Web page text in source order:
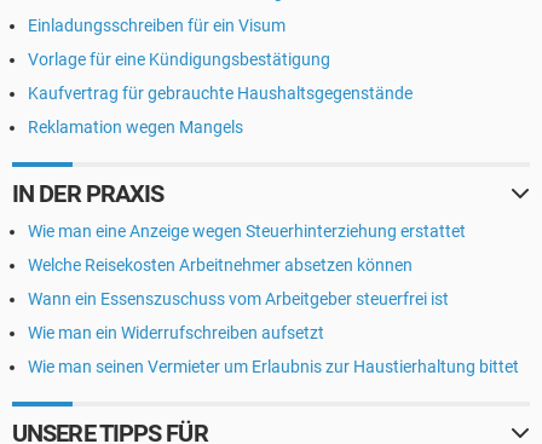
Einladungsschreiben für ein Visum
Vorlage für eine Kündigungsbestätigung
Kaufvertrag für gebrauchte Haushaltsgegenstände
Reklamation wegen Mangels
IN DER PRAXIS
Wie man eine Anzeige wegen Steuerhinterziehung erstattet
Welche Reisekosten Arbeitnehmer absetzen können
Wann ein Essenszuschuss vom Arbeitgeber steuerfrei ist
Wie man ein Widerrufschreiben aufsetzt
Wie man seinen Vermieter um Erlaubnis zur Haustierhaltung bittet
UNSERE TIPPS FÜR